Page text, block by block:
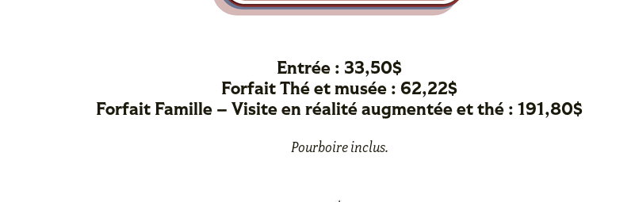
Entrée : 33,50$
Forfait Thé et musée : 62,22$
Forfait Famille – Visite en réalité augmentée et thé : 191,80$
Pourboire inclus.